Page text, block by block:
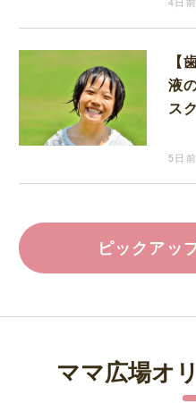
【
液
ス
5日前
ピックアッ
ママ広場オ